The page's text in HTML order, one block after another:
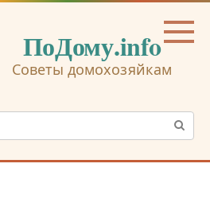
ПоДому.info
Советы домохозяйкам